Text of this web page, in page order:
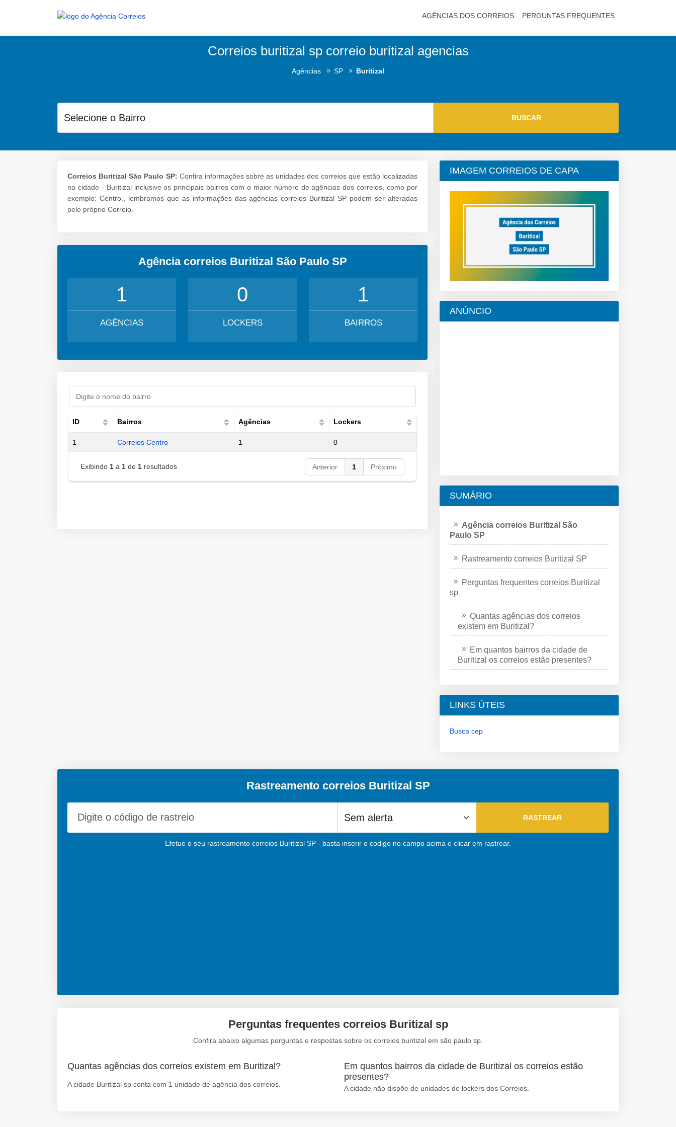
AGÊNCIAS DOS CORREIOS PERGUNTAS FREQUENTES
Correios buritizal sp correio buritizal agencias
Agências SP Buritizal
Correios Buritizal São Paulo SP: Confira informações sobre as unidades dos correios que estão localizadas
na cidade - Buritizal inclusive os principais bairros com o maior número de agências dos correios, como por
exemplo: Centro., lembramos que as informações das agências correios Buritizal SP podem ser alteradas
pelo próprio Correio.
Agência correios Buritizal São Paulo SP
1
AGÊNCIAS
0
LOCKERS
1
BAIRROS
ID Bairros Agências Lockers
1 Correios Centro 1 0
Exibindo 1 a 1 de 1 resultados Anterior 1 Próximo
IMAGEM CORREIOS DE CAPA
ANÚNCIO
SUMÁRIO
Agência correios Buritizal São
Paulo SP
Rastreamento correios Buritizal SP
Perguntas frequentes correios Buritizal
sp
Quantas agências dos correios
existem em Buritizal?
Em quantos bairros da cidade de
Buritizal os correios estão presentes?
LINKS ÚTEIS
Busca cep
Rastreamento correios Buritizal SP
Efetue o seu rastreamento correios Buritizal SP - basta inserir o codigo no campo acima e clicar em rastrear.
Perguntas frequentes correios Buritizal sp
Confira abaixo algumas perguntas e respostas sobre os correios buritizal em são paulo sp.
Quantas agências dos correios existem em Buritizal?
A cidade Buritizal sp conta com 1 unidade de agência dos correios.
Em quantos bairros da cidade de Buritizal os correios estão
presentes?
A cidade não dispõe de unidades de lockers dos Correios.